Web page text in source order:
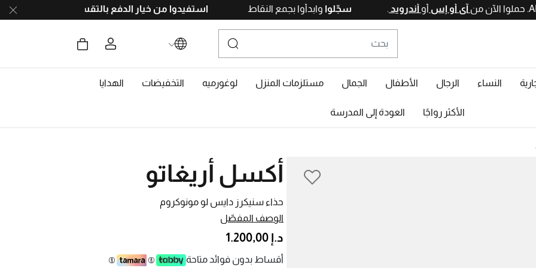
آي أو إسأوأندرويد .سجّلواوابدأوا بجمع النقاطاستفيدوا من خيار الدفع بالتقسيط
النساء الرجال الأطفال الجمال مستلزمات المنزل لوغورميه التخفيضات الهدايا
الأكثر رواجًا العودة إلى المدرسة
حذاء سنيكرز دايس لو مونوكروم
أكسل أريغاتو
الوصف المفصّل
د.إ 1.200,00
أقساط بدون فوائد متاحة